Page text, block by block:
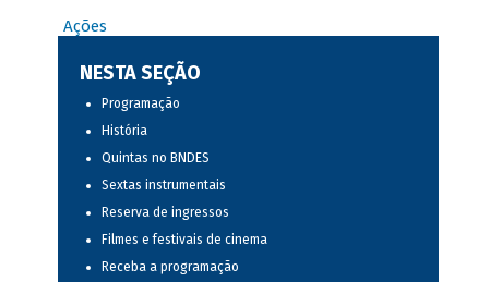
Ações
NESTA SEÇÃO
Programação
História
Quintas no BNDES
Sextas instrumentais
Reserva de ingressos
Filmes e festivais de cinema
Receba a programação